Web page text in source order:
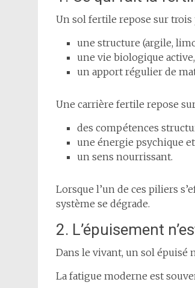
Un sol fertile repose sur trois
une structure (argile,
une vie biologique active,
un apport régulier de
Une carrière fertile repose
des compétences
une énergie psychique
un sens nourrissant.
Lorsque l’un de ces piliers
système se dégrade.
2. L’épuisement
Dans le vivant, un sol épuisé
La fatigue moderne est